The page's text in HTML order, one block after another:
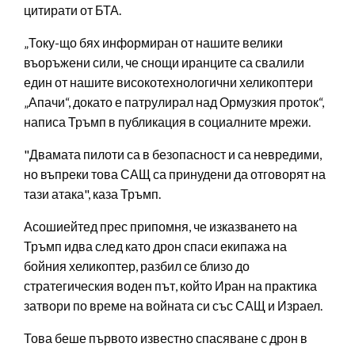
цитирати от БТА.
„Току-що бях информиран от нашите велики
въоръжени сили, че снощи иранците са свалили
един от нашите високотехнологични хеликоптери
„Апачи“, докато е патрулирал над Ормузкия проток“,
написа Тръмп в публикация в социалните мрежи.
"Двамата пилоти са в безопасност и са невредими,
но въпреки това САЩ са принудени да отговорят на
тази атака", каза Тръмп.
Асошиейтед прес припомня, че изказването на
Тръмп идва след като дрон спаси екипажа на
бойния хеликоптер, разбил се близо до
стратегическия воден път, който Иран на практика
затвори по време на войната си със САЩ и Израел.
Това беше първото известно спасяване с дрон в